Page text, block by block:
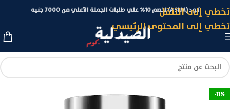
تخطي إلى التنقل
تخطي إلى المحتوى الرئيسي
كود (ASLM) لخصم 10% علي طلبات الجملة الأعلي من 7000 جنيه
-11%